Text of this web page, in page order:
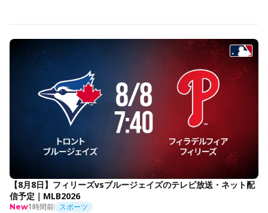
【8月8日】フィリーズvsブルージェイズのテレビ放送・ネット配
信予定｜MLB2026
New1時間前 スポーツ